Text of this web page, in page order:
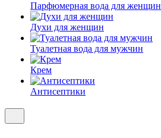
Парфюмерная вода для женщин
Духи для женщин
Туалетная вода для мужчин
Крем
Антисептики